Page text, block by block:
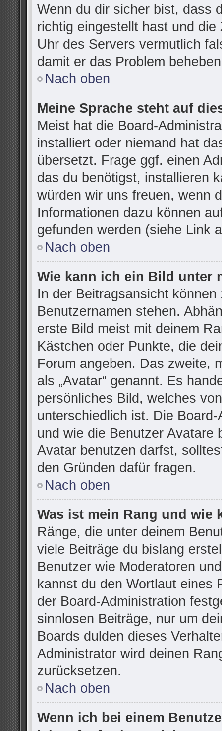
Wenn du dir sicher bist, dass
richtig eingestellt hast und
Uhr des Servers vermutlich
damit er das Problem
Nach oben
Meine Sprache steht auf
Meist hat die Board-
installiert oder niemand hat
übersetzt. Frage ggf. einen
das du benötigst, installieren
würden wir uns freuen, wenn
Informationen dazu können
gefunden werden (siehe Link
Nach oben
Wie kann ich ein Bild unter
In der Beitragsansicht
Benutzernamen stehen.
erste Bild meist mit deinem
Kästchen oder Punkte, die
Forum angeben. Das zweite,
als „Avatar“ genannt. Es
persönliches Bild, welches
unterschiedlich ist. Die
und wie die Benutzer Avatare
Avatar benutzen darfst,
den Gründen dafür fragen.
Nach oben
Was ist mein Rang und wie
Ränge, die unter deinem
viele Beiträge du bislang
Benutzer wie Moderatoren
kannst du den Wortlaut eines
der Board-Administration
sinnlosen Beiträge, nur um
Boards dulden dieses
Administrator wird deinen
zurücksetzen.
Nach oben
Wenn ich bei einem